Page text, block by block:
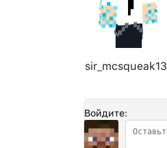
sir_mcsqueak13
Войдите: